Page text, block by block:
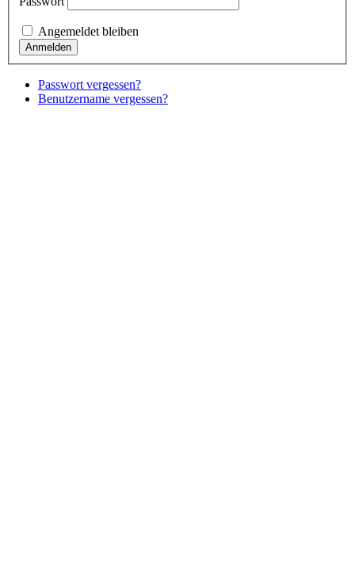
Angemeldet bleiben
Passwort vergessen?
Benutzername vergessen?